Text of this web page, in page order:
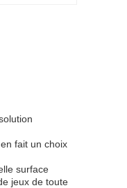
fait un choix
surface
jeux de toute